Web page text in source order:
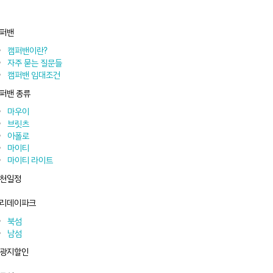
밴
캠퍼밴이란?
자주 묻는 질문들
캠퍼밴 임대조건
밴 종류
마우이
브릿츠
아폴로
마이티
마이티 라이트
일정
데이파크
북섬
남섬
지할인